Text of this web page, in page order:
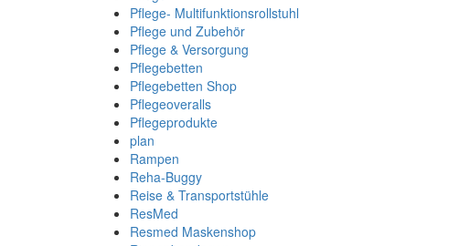
Pflege- Multifunktionsrollstuhl
Pflege und Zubehör
Pflege & Versorgung
Pflegebetten
Pflegebetten Shop
Pflegeoveralls
Pflegeprodukte
plan
Rampen
Reha-Buggy
Reise & Transportstühle
ResMed
Resmed Maskenshop